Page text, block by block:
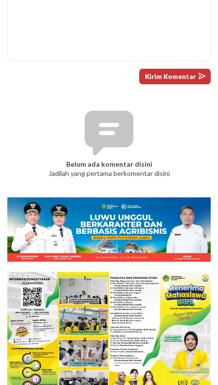
Belum ada komentar disini
Jadilah yang pertama berkomentar disini